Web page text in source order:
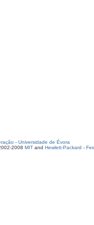
- Universidade de Évora
2008 MIT and Hewlett-Packard -